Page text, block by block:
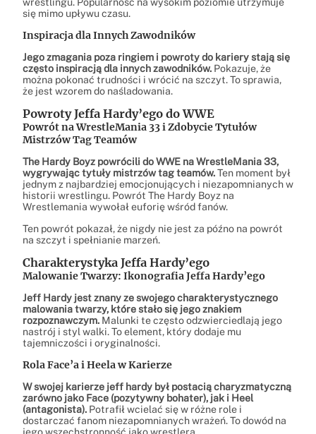
się mimo upływu czasu.
Inspiracja dla Innych Zawodników
Jego zmagania poza ringiem i powroty do kariery stają się
często inspiracją dla innych zawodników. Pokazuje, że
można pokonać trudności i wrócić na szczyt. To sprawia,
że jest wzorem do naśladowania.
Powroty Jeffa Hardy’ego do WWE
Powrót na WrestleMania 33 i Zdobycie Tytułów
Mistrzów Tag Teamów
The Hardy Boyz powrócili do WWE na WrestleMania 33,
wygrywając tytuły mistrzów tag teamów.Ten moment był
jednym z najbardziej emocjonujących i niezapomnianych w
historii wrestlingu. Powrót The Hardy Boyz na
Wrestlemania wywołał euforię wśród fanów.
Ten powrót pokazał, że nigdy nie jest za późno na powrót
na szczyt i spełnianie marzeń.
Charakterystyka Jeffa Hardy’ego
Malowanie Twarzy: Ikonografia Jeffa Hardy’ego
Jeff Hardy jest znany ze swojego charakterystycznego
malowania twarzy, które stało się jego znakiem
rozpoznawczym. Malunki te często odzwierciedlają jego
nastrój i styl walki. To element, który dodaje mu
tajemniczości i oryginalności.
Rola Face’a i Heela w Karierze
W swojej karierze jeff hardy był postacią charyzmatyczną
zarówno jako Face (pozytywny bohater), jak i Heel
(antagonista). Potrafił wcielać się w różne role i
dostarczać fanom niezapomnianych wrażeń. To dowód na